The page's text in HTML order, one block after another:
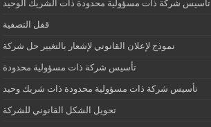
تأسيس شركة ذات مسؤولية محدودة ذات الشريك الوحيد
قفل التصفية
نموذج لإعلان القانوني لإشعار بالتغيير حل شركة
تأسيس شركة ذات مسؤولية محدودة
تأسيس شركة ذات مسؤولية محدودة ذات شريك وحيد
تحويل الشكل القانوني للشركة